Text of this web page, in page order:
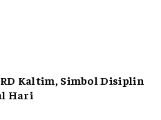
Kaltim, Simbol Disiplin
Hari